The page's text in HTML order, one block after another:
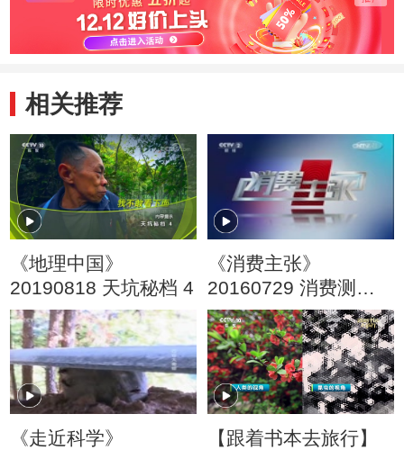
相关推荐
《地理中国》
20190818 天坑秘档 4
《消费主张》
20160729 消费测评
——海淘奶粉安全吗
《走近科学》
【跟着书本去旅行】